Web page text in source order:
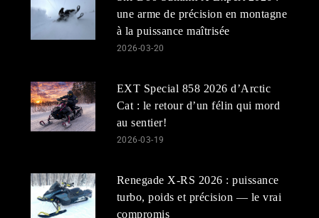
une arme de précision en montagne
à la puissance maîtrisée
2026-03-20
EXT Special 858 2026 d’Arctic
Cat : le retour d’un félin qui mord
au sentier!
2026-03-19
Renegade X-RS 2026 : puissance
turbo, poids et précision — le vrai
compromis